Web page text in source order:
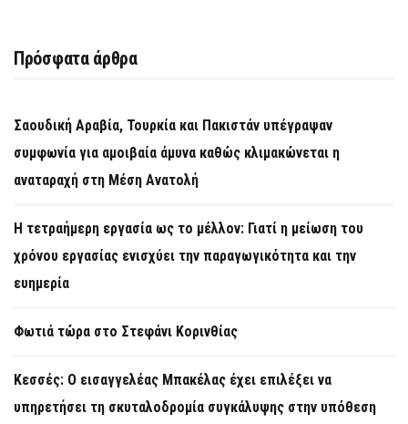
Πρόσφατα άρθρα
Σαουδική Αραβία, Τουρκία και Πακιστάν υπέγραψαν
συμφωνία για αμοιβαία άμυνα καθώς κλιμακώνεται η
αναταραχή στη Μέση Ανατολή
Η τετραήμερη εργασία ως το μέλλον: Γιατί η μείωση του
χρόνου εργασίας ενισχύει την παραγωγικότητα και την
ευημερία
Φωτιά τώρα στο Στεφάνι Κορινθίας
Κεσσές: Ο εισαγγελέας Μπακέλας έχει επιλέξει να
υπηρετήσει τη σκυταλοδρομία συγκάλυψης στην υπόθεση